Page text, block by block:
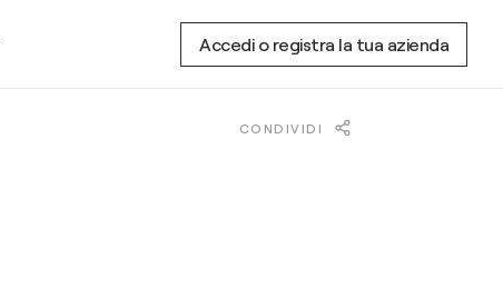
Accedi o registra la tua azienda
CONDIVIDI